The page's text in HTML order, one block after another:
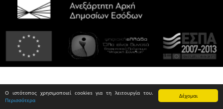
Δέχομαι
Ο ιστότοπος χρησιμοποιεί cookies για τη λειτουργία του.
Περισσότερα